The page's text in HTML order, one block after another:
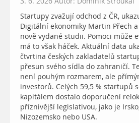
Startupy zvažují odchod z ČR,
Digitální ekonomiky Martin Přech a
nově vydané studii. Pomoci může
má to však háček. Aktuální data
čtvrtina českých zakladatelů
přesun svého sídla do zahraničí.
není pouhým rozmarem, ale
investorů. Celých 59,5 % startupů
kapitálem dostalo doporučení
příznivější legislativou, jako je
Nizozemsko nebo USA.